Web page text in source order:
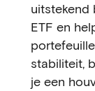
uitstekend
ETF en
stabiliteit,
je een